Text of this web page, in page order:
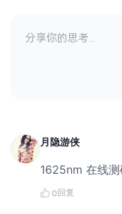
月隐游侠
1625nm 在线测
0回复